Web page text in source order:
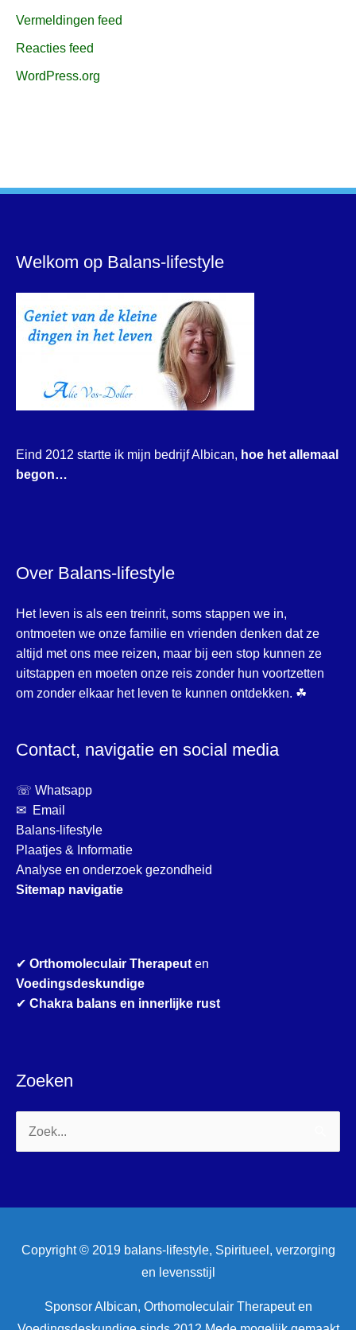
Vermeldingen feed
Reacties feed
WordPress.org
Welkom op Balans-lifestyle
Eind 2012 startte ik mijn bedrijf Albican, hoe het allemaal
begon…
Over Balans-lifestyle
Het leven is als een treinrit, soms stappen we in,
ontmoeten we onze familie en vrienden denken dat ze
altijd met ons mee reizen, maar bij een stop kunnen ze
uitstappen en moeten onze reis zonder hun voortzetten
om zonder elkaar het leven te kunnen ontdekken. ☘
Contact, navigatie en social media
☏ Whatsapp
✉ Email
Balans-lifestyle
Plaatjes & Informatie
Analyse en onderzoek gezondheid
Sitemap navigatie
✔ Orthomoleculair Therapeuten
Voedingsdeskundige
✔ Chakra balans en innerlijke rust
Zoeken
Zoek
naar:
Copyright © 2019 balans-lifestyle, Spiritueel, verzorging
en levensstijl
Sponsor Albican, Orthomoleculair Therapeut en